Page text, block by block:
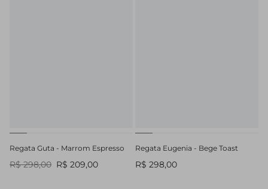
Regata Guta - Marrom Espresso
R$ 298,00 R$ 209,00
Regata Eugenia - Bege Toast
R$ 298,00